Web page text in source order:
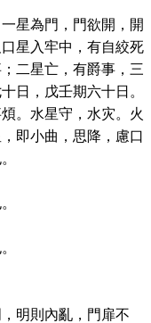
星為門，門欲開，開
星入牢中，有自絞死
二星亡，有爵事，三
日，戊壬期六十日。
。水星守，水灾。火
即小曲，思降，慮口
明則內亂，門扉不